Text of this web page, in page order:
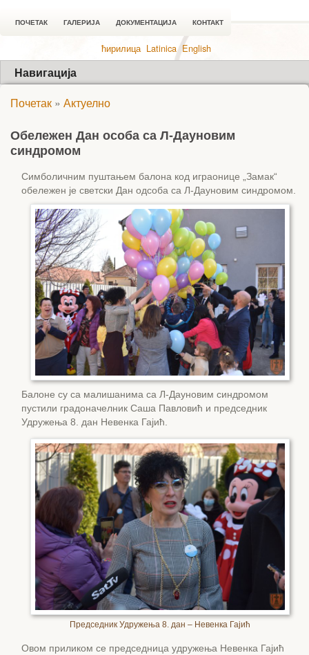
ПОЧЕТАК ГАЛЕРИЈА ДОКУМЕНТАЦИЈА КОНТАКТ
ћирилица Latinica English
Навигација
Почетак » Актуелно
Обележен Дан особа са Л-Дауновим
синдромом
Симболичним пуштањем балона код играонице „Замак“
обележен је светски Дан одсоба са Л-Дауновим синдромом.
Балоне су са малишанима са Л-Дауновим синдромом
пустили градоначелник Саша Павловић и председник
Удружења 8. дан Невенка Гајић.
Председник Удружења 8. дан – Невенка Гајић
Овом приликом се председница удружења Невенка Гајић